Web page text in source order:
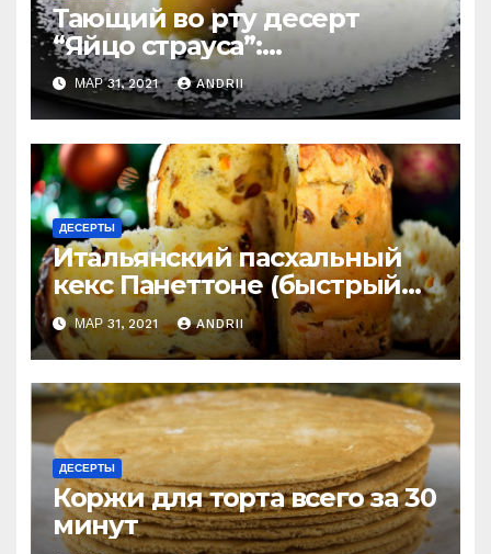
Тающий во рту десерт
“Яйцо страуса”:
удивительно легко
приготовить
МАР 31, 2021 ANDRII
ДЕСЕРТЫ
Итальянский пасхальный
кекс Панеттоне (быстрый
рецепт). Готовлю
постоянно!
МАР 31, 2021 ANDRII
ДЕСЕРТЫ
Коржи для торта всего за 30
минут